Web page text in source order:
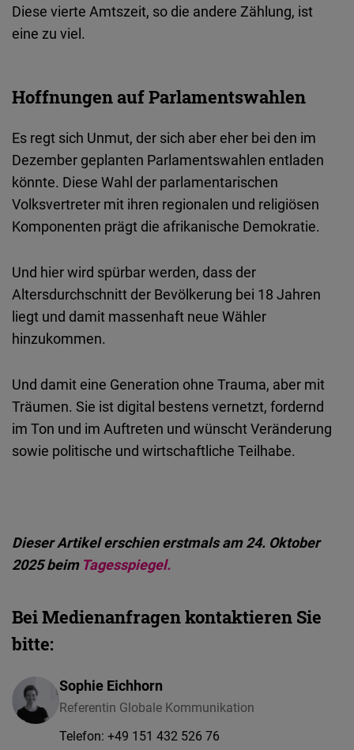
Diese vierte Amtszeit, so die andere Zählung, ist
eine zu viel.
Hoffnungen auf Parlamentswahlen
Es regt sich Unmut, der sich aber eher bei den im
Dezember geplanten Parlamentswahlen entladen
könnte. Diese Wahl der parlamentarischen
Volksvertreter mit ihren regionalen und religiösen
Komponenten prägt die afrikanische Demokratie.
Und hier wird spürbar werden, dass der
Altersdurchschnitt der Bevölkerung bei 18 Jahren
liegt und damit massenhaft neue Wähler
hinzukommen.
Und damit eine Generation ohne Trauma, aber mit
Träumen. Sie ist digital bestens vernetzt, fordernd
im Ton und im Auftreten und wünscht Veränderung
sowie politische und wirtschaftliche Teilhabe.
Dieser Artikel erschien erstmals am 24. Oktober
2025 beim Tagesspiegel.
Bei Medienanfragen kontaktieren Sie
bitte:
Sophie Eichhorn
Referentin Globale Kommunikation
Telefon: +49 151 432 526 76